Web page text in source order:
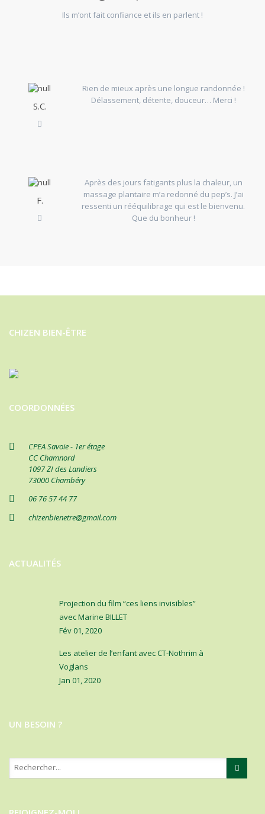
Ils m’ont fait confiance et ils en parlent !
S.C.
Rien de mieux après une longue randonnée !
Délassement, détente, douceur… Merci !
F.
Après des jours fatigants plus la chaleur, un
massage plantaire m’a redonné du pep’s. J’ai
ressenti un rééquilibrage qui est le bienvenu.
Que du bonheur !
CHIZEN BIEN-ÊTRE
COORDONNÉES
CPEA Savoie - 1er étage
CC Chamnord
1097 ZI des Landiers
73000 Chambéry
06 76 57 44 77
chizenbienetre@gmail.com
ACTUALITÉS
Projection du film “ces liens invisibles”
avec Marine BILLET
Fév 01, 2020
Les atelier de l’enfant avec CT-Nothrim à
Voglans
Jan 01, 2020
UN BESOIN ?